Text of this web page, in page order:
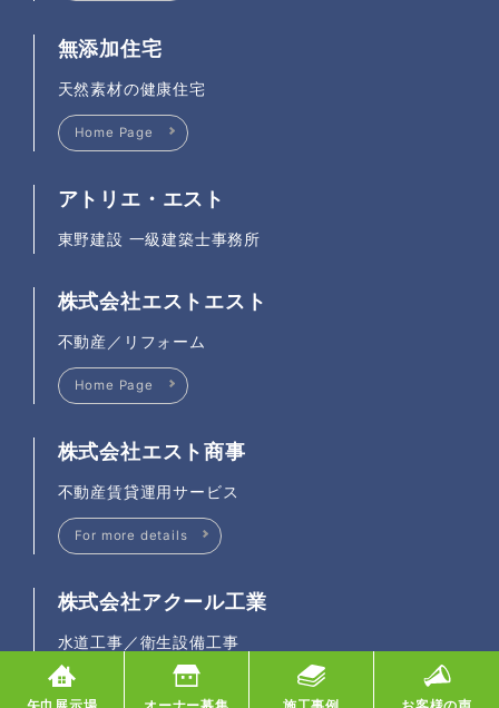
無添加住宅
天然素材の健康住宅
Home Page
アトリエ・エスト
東野建設 一級建築士事務所
株式会社エストエスト
不動産／リフォーム
Home Page
株式会社エスト商事
不動産賃貸運用サービス
For more details
株式会社アクール工業
水道工事／衛生設備工事
Home Page